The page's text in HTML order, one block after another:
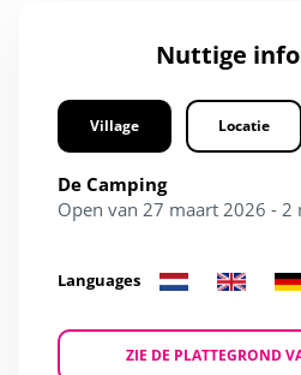
Nuttige
Village Locatie
De Camping
Open van 27 maart 2026 - 2
Languages
ZIE DE PLATTEGROND